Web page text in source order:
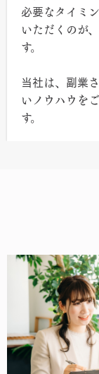
必要なタイミ
いただくのが
す。
当社は、副業
いノウハウを
す。